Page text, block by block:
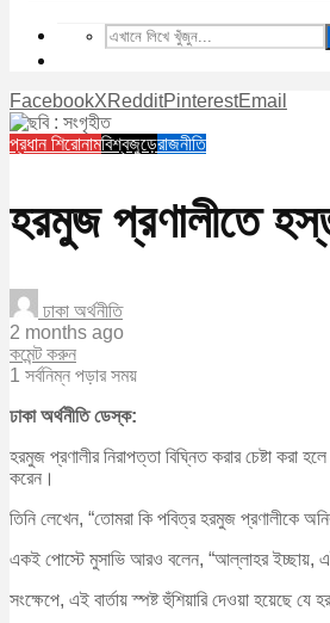
FacebookXRedditPinterestEmail
প্রধান শিরোনামবিশ্বজুড়েরাজনীতি
হরমুজ প্রণালীতে
ঢাকা অর্থনীতি
2 months ago
কমেন্ট করুন
1 সর্বনিম্ন পড়ার সময়
ঢাকা অর্থনীতি ডেস্ক:
হরমুজ প্রণালীর নিরাপত্তা বিঘ্নিত করার চেষ্টা করা
করেন।
তিনি লেখেন, “তোমরা কি পবিত্র হরমুজ প্রণালীকে
একই পোস্টে মুসাভি আরও বলেন, “আল্লাহর ইচ্ছায়,
সংক্ষেপে, এই বার্তায় স্পষ্ট হুঁশিয়ারি দেওয়া হয়েছে